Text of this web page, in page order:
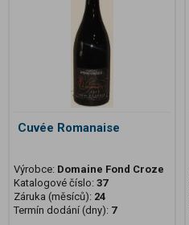
Cuvée Romanaise
Výrobce: Domaine Fond Croze
Katalogové číslo: 37
Záruka (měsíců): 24
Termín dodání (dny): 7